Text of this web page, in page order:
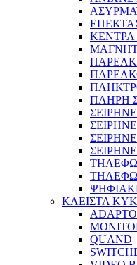
ΠΛΗΡΗ
ΚΛΕΙΣΤΑ
QUAND